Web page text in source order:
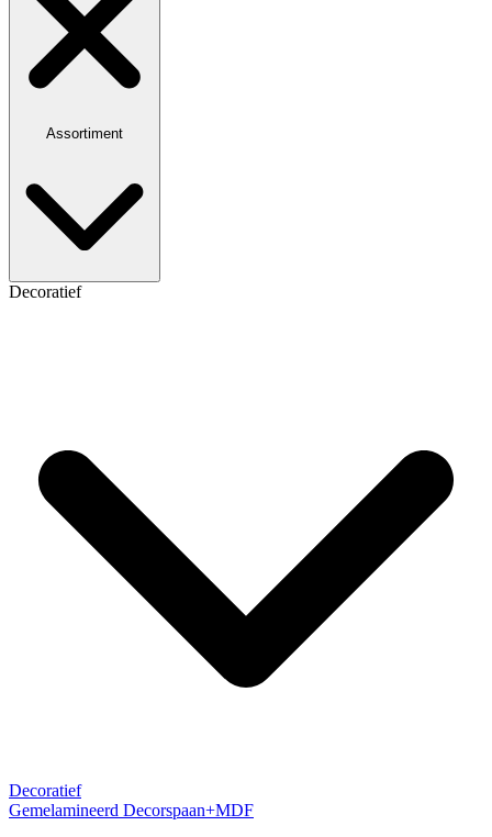
Assortiment
Decoratief
Decoratief
Gemelamineerd Decorspaan+MDF